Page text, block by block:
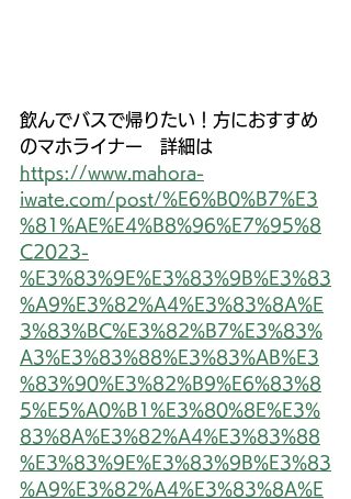
飲んでバスで帰りたい！方におすすめ
のマホライナー　詳細は
https://www.mahora-
iwate.com/post/%E6%B0%B7%E3
%81%AE%E4%B8%96%E7%95%8
C2023-
%E3%83%9E%E3%83%9B%E3%83
%A9%E3%82%A4%E3%83%8A%E
3%83%BC%E3%82%B7%E3%83%
A3%E3%83%88%E3%83%AB%E3
%83%90%E3%82%B9%E6%83%8
5%E5%A0%B1%E3%80%8E%E3%
83%8A%E3%82%A4%E3%83%88
%E3%83%9E%E3%83%9B%E3%83
%A9%E3%82%A4%E3%83%8A%E